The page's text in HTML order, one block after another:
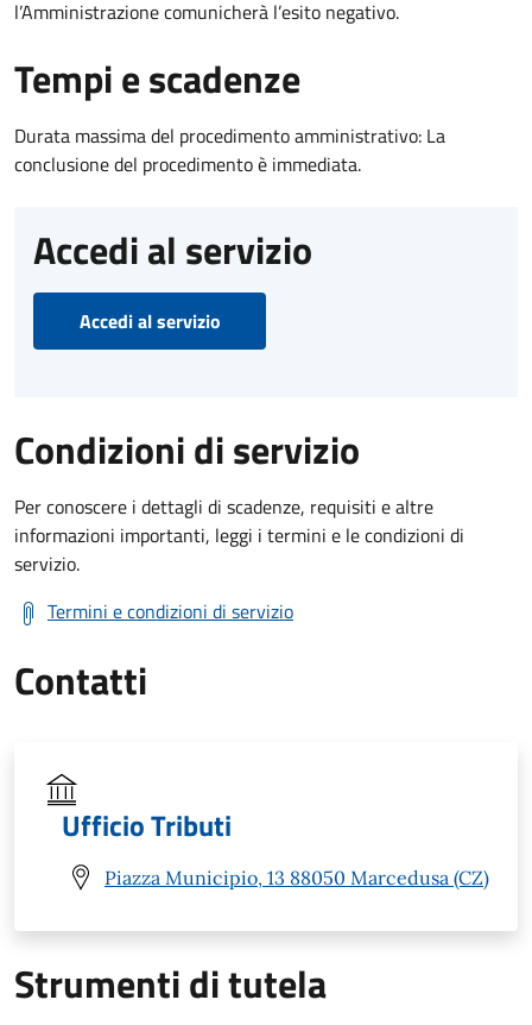
l’Amministrazione comunicherà l’esito negativo.
Tempi e scadenze
Durata massima del procedimento amministrativo: La
conclusione del procedimento è immediata.
Accedi al servizio
Accedi al servizio
Condizioni di servizio
Per conoscere i dettagli di scadenze, requisiti e altre
informazioni importanti, leggi i termini e le condizioni di
servizio.
Termini e condizioni di servizio
Contatti
Ufficio Tributi
Piazza Municipio, 13 88050 Marcedusa (CZ)
Strumenti di tutela